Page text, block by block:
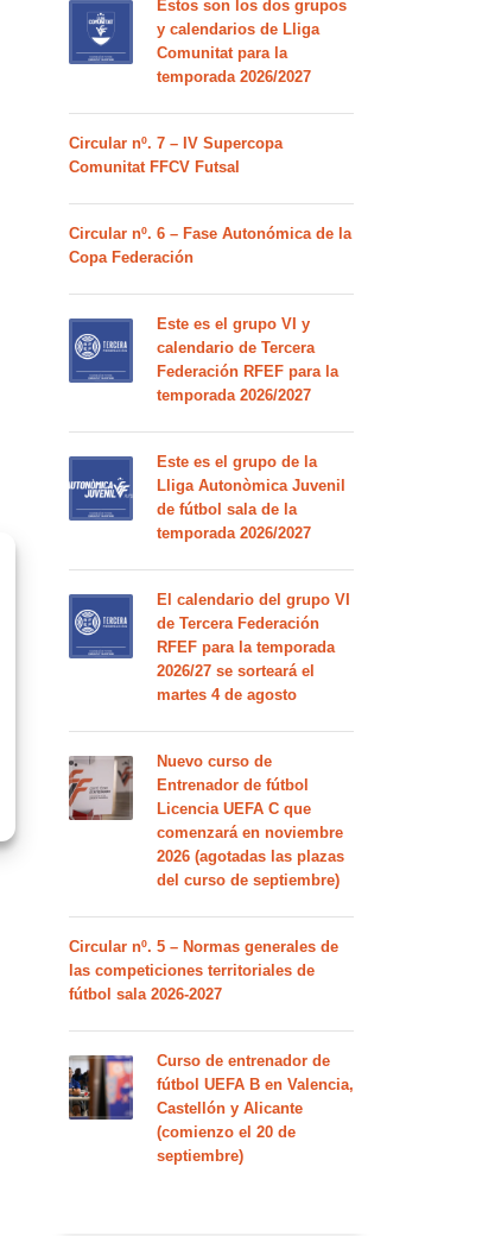
Estos son los dos grupos
y calendarios de Lliga
Comunitat para la
temporada 2026/2027
Circular nº. 7 – IV Supercopa
Comunitat FFCV Futsal
Circular nº. 6 – Fase Autonómica de la
Copa Federación
Este es el grupo VI y
calendario de Tercera
Federación RFEF para la
temporada 2026/2027
Este es el grupo de la
Lliga Autonòmica Juvenil
de fútbol sala de la
temporada 2026/2027
El calendario del grupo VI
de Tercera Federación
RFEF para la temporada
2026/27 se sorteará el
martes 4 de agosto
Nuevo curso de
Entrenador de fútbol
Licencia UEFA C que
comenzará en noviembre
2026 (agotadas las plazas
del curso de septiembre)
Circular nº. 5 – Normas generales de
las competiciones territoriales de
fútbol sala 2026-2027
Curso de entrenador de
fútbol UEFA B en Valencia,
Castellón y Alicante
(comienzo el 20 de
septiembre)